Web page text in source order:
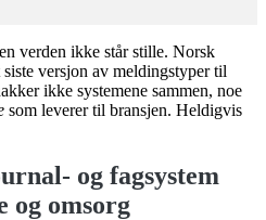
verden ikke står stille. Norsk
versjon av meldingstyper til
ikke systemene sammen, noe
som leverer til bransjen. Heldigvis
og fagsystem
og omsorg